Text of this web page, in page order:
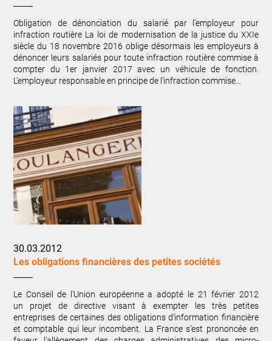
Obligation de dénonciation du salarié par l’employeur pour
infraction routière La loi de modernisation de la justice du XXIe
siècle du 18 novembre 2016 oblige désormais les employeurs à
dénoncer leurs salariés pour toute infraction routière commise à
compter du 1er janvier 2017 avec un véhicule de fonction.
L’employeur responsable en principe de l’infraction commise…
30.03.2012
Les obligations financières des petites sociétés
Le Conseil de l’Union européenne a adopté le 21 février 2012
un projet de directive visant à exempter les très petites
entreprises de certaines des obligations d’information financière
et comptable qui leur incombent. La France s’est prononcée en